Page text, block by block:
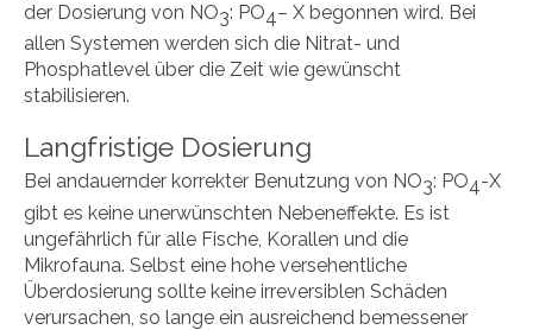
der Dosierung von NO3: PO4– X begonnen wird. Bei
allen Systemen werden sich die Nitrat- und
Phosphatlevel über die Zeit wie gewünscht
stabilisieren.
Langfristige Dosierung
Bei andauernder korrekter Benutzung von NO3: PO4-X
gibt es keine unerwünschten Nebeneffekte. Es ist
ungefährlich für alle Fische, Korallen und die
Mikrofauna. Selbst eine hohe versehentliche
Überdosierung sollte keine irreversiblen Schäden
verursachen, so lange ein ausreichend bemessener